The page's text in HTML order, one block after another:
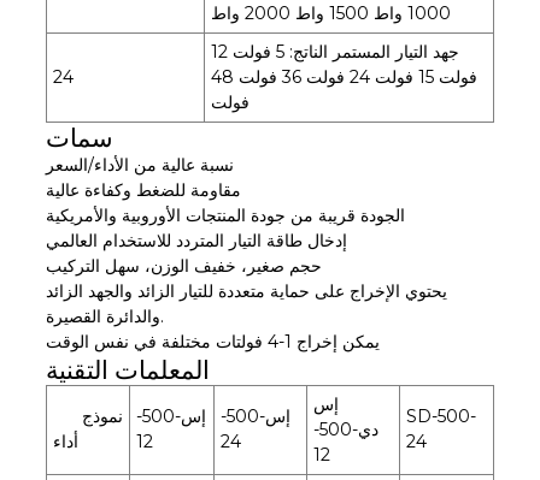
1000 واط 1500 واط 2000 واط
24
جهد التيار المستمر الناتج: 5 فولت 12
فولت 15 فولت 24 فولت 36 فولت 48
فولت
سمات
نسبة عالية من الأداء/السعر
مقاومة للضغط وكفاءة عالية
الجودة قريبة من جودة المنتجات الأوروبية والأمريكية
إدخال طاقة التيار المتردد للاستخدام العالمي
حجم صغير، خفيف الوزن، سهل التركيب
يحتوي الإخراج على حماية متعددة للتيار الزائد والجهد الزائد
والدائرة القصيرة.
يمكن إخراج 1-4 فولتات مختلفة في نفس الوقت
المعلمات التقنية
نموذج
أداء
إس-500-
12
إس-500-
24
إس
دي-500-
12
SD-500-
24